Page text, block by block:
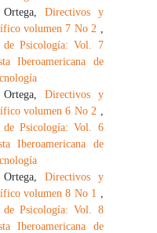
Directivos y
volumen 7 No 2
de Psicología: Vol. 7
Iberoamericana de
Directivos y
volumen 6 No 2
de Psicología: Vol. 6
Iberoamericana de
Directivos y
volumen 8 No 1
de Psicología: Vol. 8
Iberoamericana de